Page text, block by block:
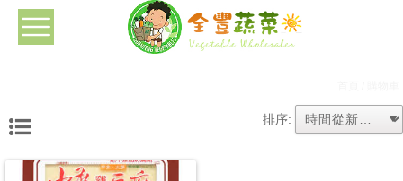
排序: